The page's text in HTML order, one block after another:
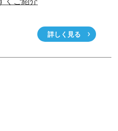
詳しく見る